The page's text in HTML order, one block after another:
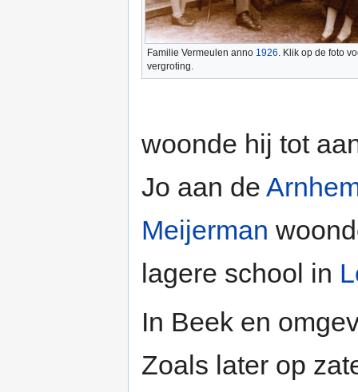
Familie Vermeulen anno 1926. Klik op de foto
vergroting.
woonde hij tot
Jo aan de
Meijerman
lagere school in
In Beek en
Zoals later op